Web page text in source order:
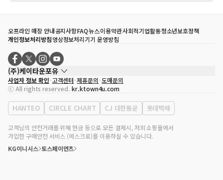
오프라인 매장 안내공지사항FAQ뉴스이용약관사회적기업활동청소년보호정책
개인정보처리방침영상정보처리기기 운영방침
(주)케이타운포유
대표자
송효민
사업자등록번호
120-87-71116
통신판매업 신고번호 제2011-서울강남-02223
대표전화
02-552-9855
사업자 정보 확인 고객센터 제휴문의 도매문의
ⓒ All rights reserved. kr.ktown4u.com
HANTEO CIRCLE CHART CJ 대한통운 롯데택배
고객님의 안전거래를 위해 현금 등으로 모든 결제시, 저희 쇼핑몰에서
가입한 구매안전 서비스 (에스크로)를 이용하실 수 있습니다.
KG이니시스 토스페이먼츠